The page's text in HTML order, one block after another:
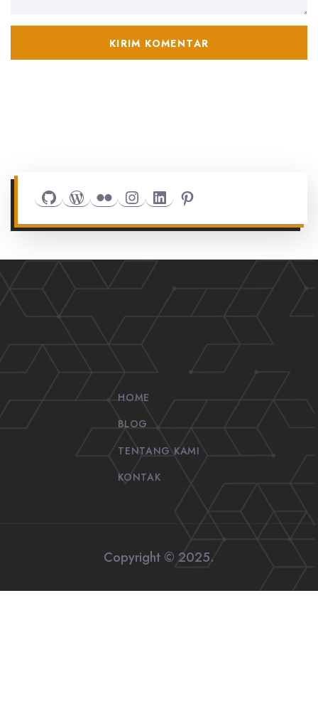
GithubWordPress
FlickrInstagram
LinkedInPinterest
HOME
BLOG
TENTANG KAMI
KONTAK
Copyright © 2025.